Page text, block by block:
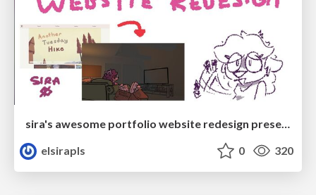
sira's awesome portfolio website redesign presentation
elsirapls
0 320